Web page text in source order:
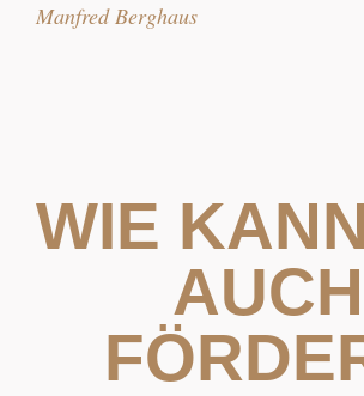
Manfred Berghaus
WIE
AUCH